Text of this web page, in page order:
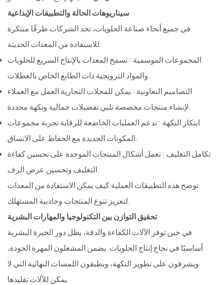
سيناريوهات الحالة والتطبيقات الإبداعية
في جميع أنحاء صناعة الحلويات، تجد الشركات طرقًا مبتكرة
للاستفادة من المعدات الحديثة:
المجموعات الموسمية : تسمح المعدات بالإنتاج السريع للحلويات
والمواد الترويجية ذات الطابع الخاص بالعطلات.
التصاميم التعاونية : يمكن للمحلات التجارية العمل مع العملاء
لإنشاء منتجات مخصصة تلبي تفضيلات جمالية ونكهة محددة.
ابتكار النكهة : تدعم العمليات الخاضعة للرقابة تجربة مجموعات
المكونات الجديدة مع الحفاظ على الاتساق.
تكامل التغليف : تعمل أشكال المنتجات الموحدة على تحسين كفاءة
التغليف وتحسين عرض الرف.
توضح هذه التطبيقات العملية كيف يمكن الاستفادة من المعدات
لتعزيز تنوع المنتجات وجاذبية المستهلك.
تحقيق التوازن بين التكنولوجيا والمهارات البشرية
في حين توفر الآلات الكفاءة والدقة، يظل دور الخبرة البشرية
أساسيًا في نجاح إنتاج الحلويات. يضمن المشغلون المهرة الجودة،
ويشرفون على تطوير النكهة، ويطبقون اللمسات النهائية التي لا
يمكن للآلات تقليدها.